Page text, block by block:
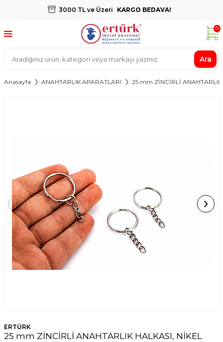
3000 TL ve Üzeri KARGO BEDAVA!
Ara
0
Anasayfa ANAHTARLIK APARATLARI 25 mm ZİNCİRLİ
ERTÜRK
25 mm ZİNCİRLİ ANAHTARLIK HALKASI, NİKEL